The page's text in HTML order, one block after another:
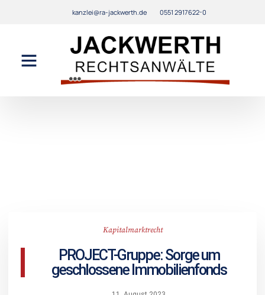
kanzlei@ra-jackwerth.de 0551 2917622-0
Kapitalmarktrecht
PROJECT-Gruppe: Sorge um
geschlossene Immobilienfonds